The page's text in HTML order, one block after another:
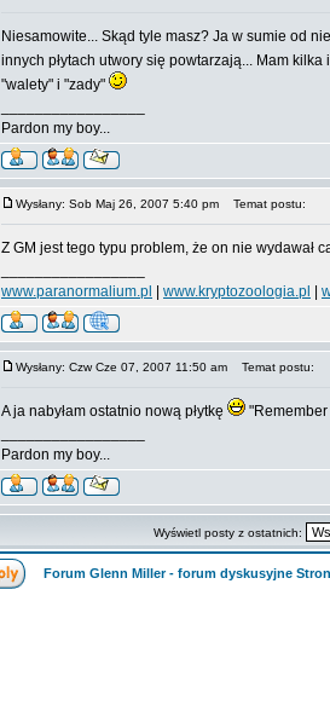
Niesamowite... Skąd tyle masz? Ja w sumie od
innych płytach utwory się powtarzają... Mam
"walety" i "zady"
Pardon my boy...
Wysłany: Sob Maj 26, 2007 5:40 pm Temat postu:
Z GM jest tego typu problem, że on nie wydawał
www.paranormalium.pl
www.kryptozoologia.pl
Wysłany: Czw Cze 07, 2007 11:50 am Temat postu:
A ja nabyłam ostatnio nową płytkę
Pardon my boy...
Wyświetl posty z ostatnich:
Forum Glenn Miller - forum dyskusyjne